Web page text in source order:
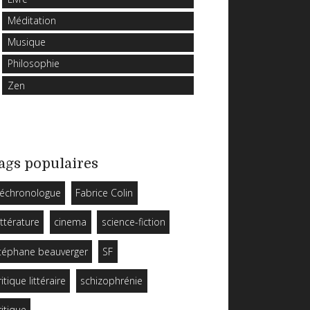
Méditation
Musique
Philosophie
Zen
populaires
Fabrice Colin
cinema science-fiction
beauverger SF
littéraire schizophrénie